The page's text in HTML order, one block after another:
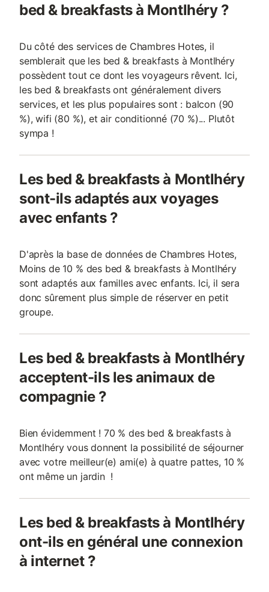
bed & breakfasts à Montlhéry ?
Du côté des services de Chambres Hotes, il
semblerait que les bed & breakfasts à Montlhéry
possèdent tout ce dont les voyageurs rêvent. Ici,
les bed & breakfasts ont généralement divers
services, et les plus populaires sont : balcon (90
%), wifi (80 %), et air conditionné (70 %)... Plutôt
sympa !
Les bed & breakfasts à Montlhéry
sont-ils adaptés aux voyages
avec enfants ?
D'après la base de données de Chambres Hotes,
Moins de 10 % des bed & breakfasts à Montlhéry
sont adaptés aux familles avec enfants. Ici, il sera
donc sûrement plus simple de réserver en petit
groupe.
Les bed & breakfasts à Montlhéry
acceptent-ils les animaux de
compagnie ?
Bien évidemment ! 70 % des bed & breakfasts à
Montlhéry vous donnent la possibilité de séjourner
avec votre meilleur(e) ami(e) à quatre pattes, 10 %
ont même un jardin !
Les bed & breakfasts à Montlhéry
ont-ils en général une connexion
à internet ?